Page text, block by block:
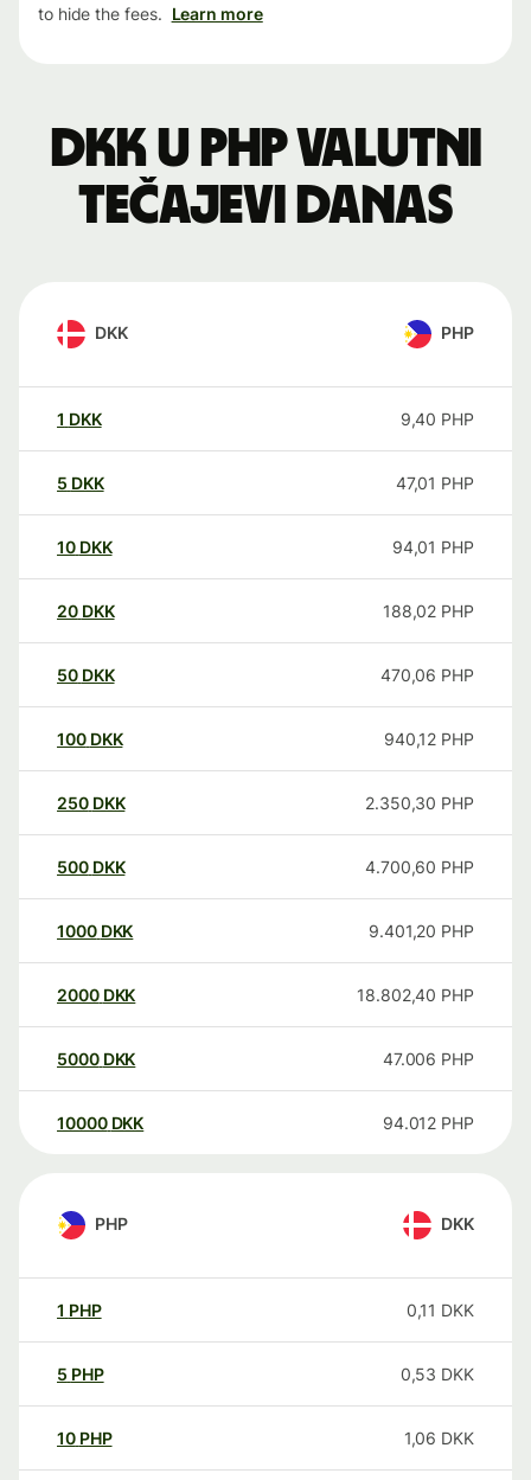
to hide the fees. Learn more
DKK u PHP valutni
tečajevi danas
DKK PHP
1 DKK 9,40 PHP
5 DKK 47,01 PHP
10 DKK 94,01 PHP
20 DKK 188,02 PHP
50 DKK 470,06 PHP
100 DKK 940,12 PHP
250 DKK 2.350,30 PHP
500 DKK 4.700,60 PHP
1000 DKK 9.401,20 PHP
2000 DKK 18.802,40 PHP
5000 DKK 47.006 PHP
10000 DKK 94.012 PHP
PHP DKK
1 PHP 0,11 DKK
5 PHP 0,53 DKK
10 PHP 1,06 DKK